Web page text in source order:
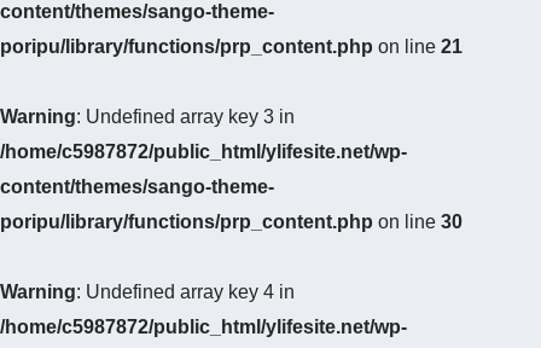
content/themes/sango-theme-
poripu/library/functions/prp_content.php on line 21
Warning: Undefined array key 3 in
/home/c5987872/public_html/ylifesite.net/wp-
content/themes/sango-theme-
poripu/library/functions/prp_content.php on line 30
Warning: Undefined array key 4 in
/home/c5987872/public_html/ylifesite.net/wp-